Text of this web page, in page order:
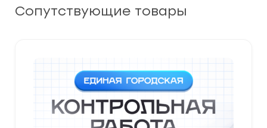
Сопутствующие товары